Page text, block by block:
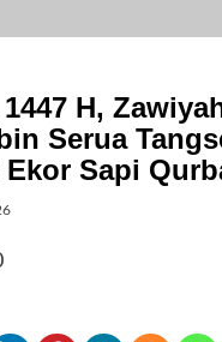
H,
Serua
Sapi